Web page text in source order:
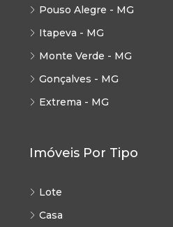
Pouso Alegre - MG
Itapeva - MG
Monte Verde - MG
Gonçalves - MG
Extrema - MG
Imóveis Por Tipo
Lote
Casa